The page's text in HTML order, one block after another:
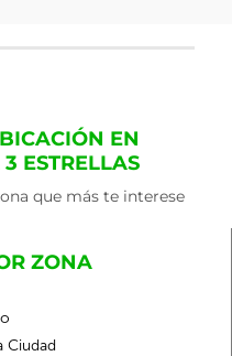
EN
ESTRELLAS
que más te interese
ZONA
Ciudad